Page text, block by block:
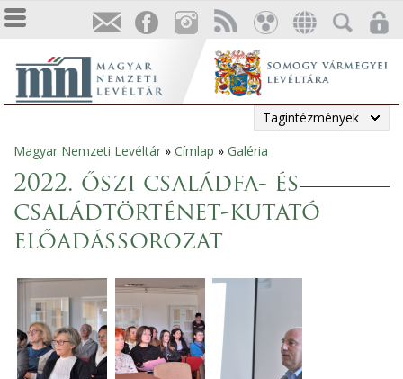
Tagintézmények
Jelenlegi
hely
Magyar Nemzeti Levéltár » Címlap » Galéria
2022. őszi családfa- és
családtörténet-kutató
előadássorozat